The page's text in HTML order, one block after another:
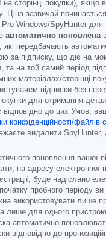
на сторінці покупки), якщо
Ціна зазвичай
Pro Windows/SpyHunter
автоматично поновлена
які передбачають
за підписку, що діє на
та на той самий період
матеріалах/сторінці
підписки без
для отримання
відповідно до цих Умов,
конфіденційності/файлів
видалити SpyHunter,
поновлення вашої
на адресу електронної
буде надіслано
пробного періоду
використовувати лише
лише для одного
автоматично
відповідно до